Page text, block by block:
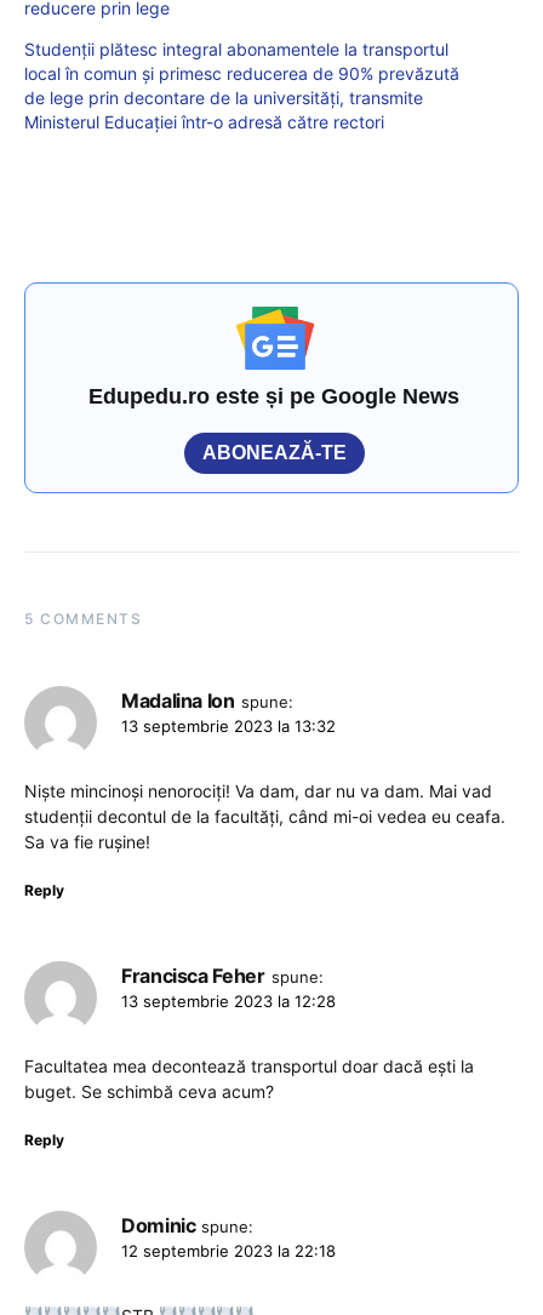
reducere prin lege
Studenții plătesc integral abonamentele la transportul
local în comun și primesc reducerea de 90% prevăzută
de lege prin decontare de la universități, transmite
Ministerul Educației într-o adresă către rectori
Edupedu.ro este și pe Google News
ABONEAZĂ-TE
5 COMMENTS
Madalina Ion spune:
13 septembrie 2023 la 13:32
Niște mincinoși nenorociți! Va dam, dar nu va dam. Mai vad
studenții decontul de la facultăți, când mi-oi vedea eu ceafa.
Sa va fie rușine!
Reply
Francisca Feher spune:
13 septembrie 2023 la 12:28
Facultatea mea decontează transportul doar dacă ești la
buget. Se schimbă ceva acum?
Reply
Dominic spune:
12 septembrie 2023 la 22:18